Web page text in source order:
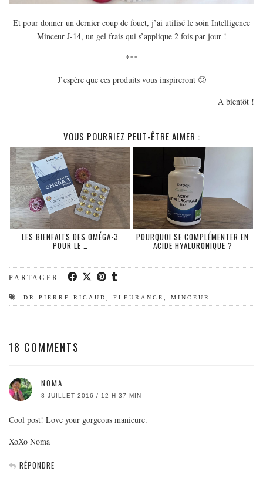
Et pour donner un dernier coup de fouet, j’ai utilisé le soin Intelligence
Minceur J-14, un gel frais qui s’applique 2 fois par jour !
***
J’espère que ces produits vous inspireront 🙂
A bientôt !
VOUS POURRIEZ PEUT-ÊTRE AIMER :
LES BIENFAITS DES OMÉGA-3
POUR LE …
POURQUOI SE COMPLÉMENTER EN
ACIDE HYALURONIQUE ?
PARTAGER:
DR PIERRE RICAUD FLEURANCE MINCEUR
18 COMMENTS
NOMA
8 JUILLET 2016 / 12 H 37 MIN
Cool post! Love your gorgeous manicure.
XoXo Noma
RÉPONDRE